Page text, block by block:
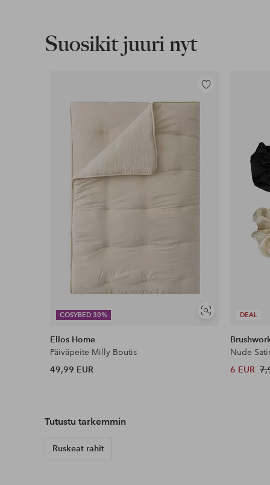
Suosikit juuri nyt
COSYBED 30%
Näytä
Lisää
suosikkeihin
Ellos Home
Päiväpeite Milly Boutis
49,99 EUR
DEAL
Nude
6 EUR
Tutustu tarkemmin
Ruskeat rahit